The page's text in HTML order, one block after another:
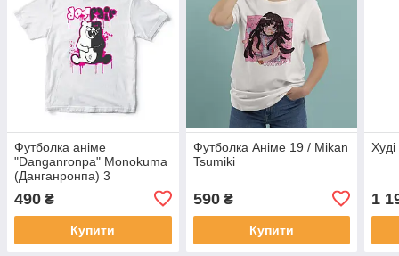
Футболка аніме
"Danganronpa" Monokuma
(Данганронпа) 3
490 ₴
Купити
Футболка Аніме 19 / Mikan
Tsumiki
590₴
Купити
1